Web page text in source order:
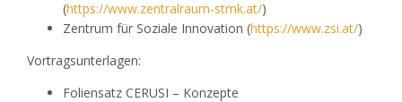
(https://www.zentralraum-stmk.at/)
Zentrum für Soziale Innovation (https://www.zsi.at/)
Vortragsunterlagen:
Foliensatz CERUSI – Konzepte